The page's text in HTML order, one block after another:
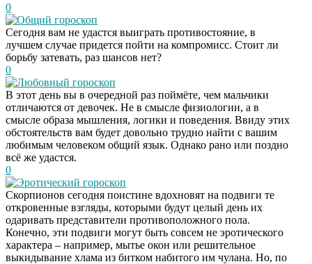
0
Общий гороскоп
Сегодня вам не удастся выиграть противостояние, в
лучшем случае придется пойти на компромисс. Стоит ли
борьбу затевать, раз шансов нет?
0
Любовный гороскоп
В этот день вы в очередной раз поймёте, чем мальчики
отличаются от девочек. Не в смысле физиологии, а в
смысле образа мышления, логики и поведения. Ввиду этих
обстоятельств вам будет довольно трудно найти с вашим
любимым человеком общий язык. Однако рано или поздно
всё же удастся.
0
Эротический гороскоп
Скорпионов сегодня поистине вдохновят на подвиги те
откровенные взгляды, которыми будут целый день их
одаривать представители противоположного пола.
Конечно, эти подвиги могут быть совсем не эротического
характера – например, мытье окон или решительное
выкидывание хлама из битком набитого им чулана. Но, по